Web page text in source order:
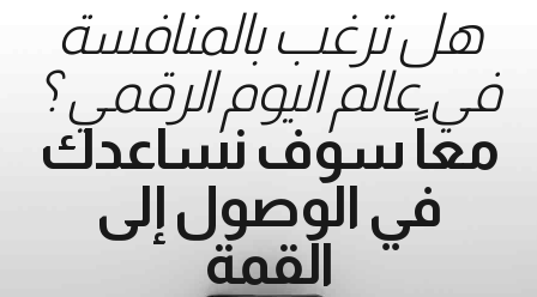
هل ترغب بالمنافسة
في عالم اليوم الرقمي ؟
معاً سوف نساعدك
في الوصول إلى
القمة